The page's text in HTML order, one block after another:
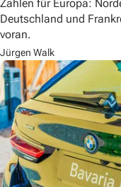
Zahlen für Europa:
Deutschland und
voran.
Jürgen Walk